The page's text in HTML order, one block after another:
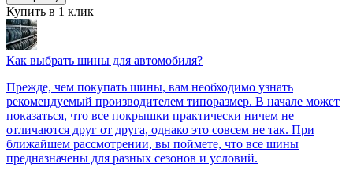
Купить в 1 клик
Как выбрать шины для автомобиля?
Прежде, чем покупать шины, вам необходимо узнать
рекомендуемый производителем типоразмер. В начале может
показаться, что все покрышки практически ничем не
отличаются друг от друга, однако это совсем не так. При
ближайшем рассмотрении, вы поймете, что все шины
предназначены для разных сезонов и условий.